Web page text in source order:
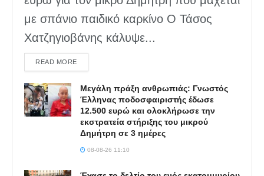
με σπάνιο παιδικό καρκίνο Ο Τάσος
Χατζηγιοβάνης κάλυψε...
READ MOREDETAILS
Μεγάλη πράξη ανθρωπιάς: Γνωστός
Έλληνας ποδοσφαιριστής έδωσε
12.500 ευρώ και ολοκλήρωσε την
εκστρατεία στήριξης του μικρού
Δημήτρη σε 3 ημέρες
08-08-26 11:10